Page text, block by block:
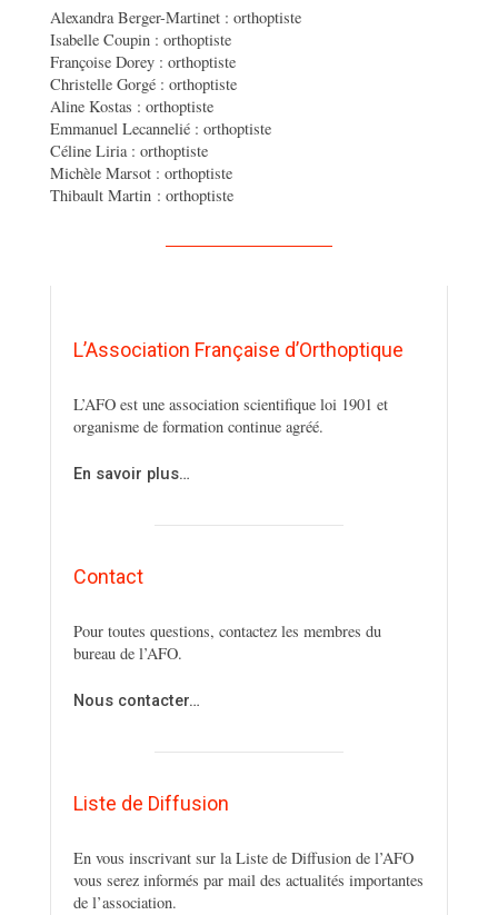
Alexandra Berger-Martinet : orthoptiste
Isabelle Coupin : orthoptiste
Françoise Dorey : orthoptiste
Christelle Gorgé : orthoptiste
Aline Kostas : orthoptiste
Emmanuel Lecannelié : orthoptiste
Céline Liria : orthoptiste
Michèle Marsot : orthoptiste
Thibault Martin : orthoptiste
L’Association Française d’Orthoptique
L’AFO est une association scientifique loi 1901 et
organisme de formation continue agréé.
En savoir plus…
Contact
Pour toutes questions, contactez les membres du
bureau de l’AFO.
Nous contacter…
Liste de Diffusion
En vous inscrivant sur la Liste de Diffusion de l’AFO
vous serez informés par mail des actualités importantes
de l’association.